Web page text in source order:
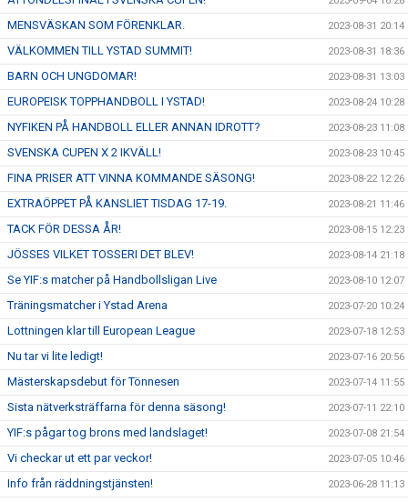
MENSVÄSKAN SOM FÖRENKLAR. 2023-08-31 20:14
VÄLKOMMEN TILL YSTAD SUMMIT! 2023-08-31 18:36
BARN OCH UNGDOMAR! 2023-08-31 13:03
EUROPEISK TOPPHANDBOLL I YSTAD! 2023-08-24 10:28
NYFIKEN PÅ HANDBOLL ELLER ANNAN IDROTT? 2023-08-23 11:08
SVENSKA CUPEN X 2 IKVÄLL! 2023-08-23 10:45
FINA PRISER ATT VINNA KOMMANDE SÄSONG! 2023-08-22 12:26
EXTRAÖPPET PÅ KANSLIET TISDAG 17-19. 2023-08-21 11:46
TACK FÖR DESSA ÅR! 2023-08-15 12:23
JÖSSES VILKET TOSSERI DET BLEV! 2023-08-14 21:18
Se YIF:s matcher på Handbollsligan Live 2023-08-10 12:07
Träningsmatcher i Ystad Arena 2023-07-20 10:24
Lottningen klar till European League 2023-07-18 12:53
Nu tar vi lite ledigt! 2023-07-16 20:56
Mästerskapsdebut för Tönnesen 2023-07-14 11:55
Sista nätverksträffarna för denna säsong! 2023-07-11 22:10
YIF:s pågar tog brons med landslaget! 2023-07-08 21:54
Vi checkar ut ett par veckor! 2023-07-05 10:46
Info från räddningstjänsten! 2023-06-28 11:13